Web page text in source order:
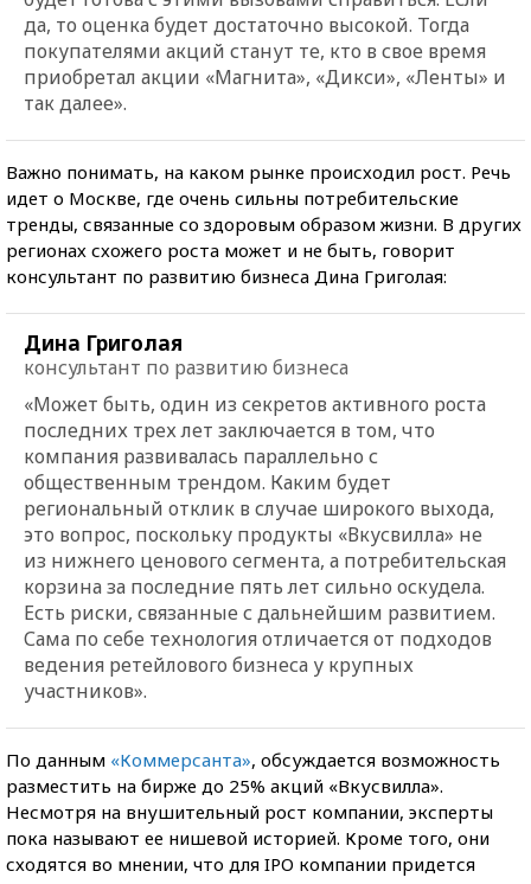
да, то оценка будет достаточно высокой. Тогда
покупателями акций станут те, кто в свое время
приобретал акции «Магнита», «Дикси», «Ленты» и
так далее».
Важно понимать, на каком рынке происходил рост. Речь
идет о Москве, где очень сильны потребительские
тренды, связанные со здоровым образом жизни. В других
регионах схожего роста может и не быть, говорит
консультант по развитию бизнеса Дина Григолая:
Дина Григолая
консультант по развитию бизнеса
«Может быть, один из секретов активного роста
последних трех лет заключается в том, что
компания развивалась параллельно с
общественным трендом. Каким будет
региональный отклик в случае широкого выхода,
это вопрос, поскольку продукты «Вкусвилла» не
из нижнего ценового сегмента, а потребительская
корзина за последние пять лет сильно оскудела.
Есть риски, связанные с дальнейшим развитием.
Сама по себе технология отличается от подходов
ведения ретейлового бизнеса у крупных
участников».
По данным «Коммерсанта», обсуждается возможность
разместить на бирже до 25% акций «Вкусвилла».
Несмотря на внушительный рост компании, эксперты
пока называют ее нишевой историей. Кроме того, они
сходятся во мнении, что для IPO компании придется